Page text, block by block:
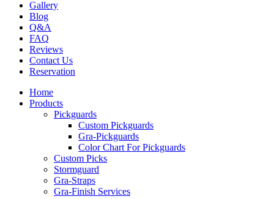
Gallery
Blog
Q&A
FAQ
Reviews
Contact Us
Reservation
Home
Products
Pickguards
Custom Pickguards
Gra-Pickguards
Color Chart For Pickguards
Custom Picks
Stormguard
Gra-Straps
Gra-Finish Services